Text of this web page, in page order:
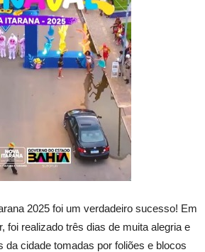
2025 foi um verdadeiro sucesso! Em
foi realizado três dias de muita alegria e
da cidade tomadas por foliões e blocos